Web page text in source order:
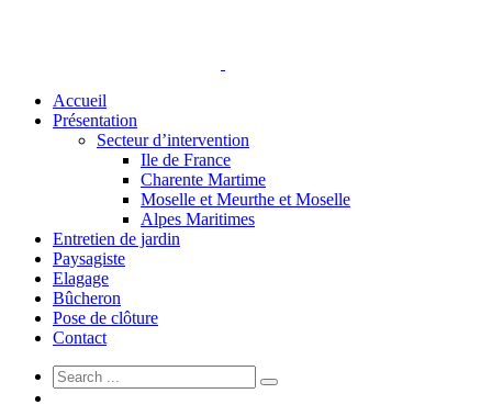
Accueil
Présentation
Secteur d’intervention
Ile de France
Charente Martime
Moselle et Meurthe et Moselle
Alpes Maritimes
Entretien de jardin
Paysagiste
Elagage
Bûcheron
Pose de clôture
Contact